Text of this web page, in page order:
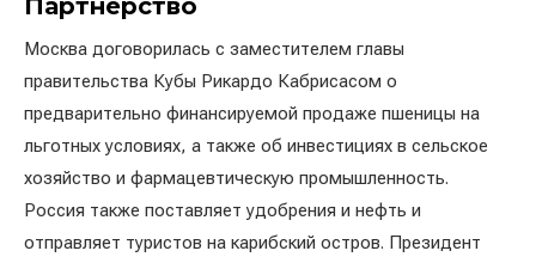
Партнёрство
Москва договорилась с заместителем главы
правительства Кубы Рикардо Кабрисасом о
предварительно финансируемой продаже пшеницы на
льготных условиях, а также об инвестициях в сельское
хозяйство и фармацевтическую промышленность.
Россия также поставляет удобрения и нефть и
отправляет туристов на карибский остров. Президент